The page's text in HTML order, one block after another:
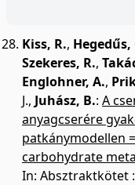
Kiss, R., Hegedűs,
Szekeres, R.,
Englohner, A.,
J., Juhász, B.: A
anyagcserére
patkánymodellen
carbohydrate
In: Absztraktkötet